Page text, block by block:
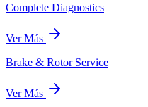
Complete Diagnostics
Ver Más
Brake & Rotor Service
Ver Más